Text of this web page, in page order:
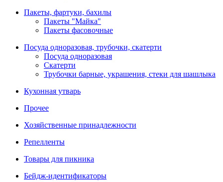
Пакеты, фартуки, бахилы
Пакеты "Майка"
Пакеты фасовочные
Посуда одноразовая, трубочки, скатерти
Посуда одноразовая
Скатерти
Трубочки барные, украшения, стеки для шашлыка
Кухонная утварь
Прочее
Хозяйственные принадлежности
Репелленты
Товары для пикника
Бейдж-идентификаторы